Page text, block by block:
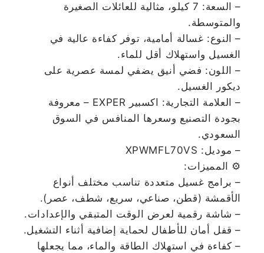
– السعة: 7 كيلو، مثالية للعائلات الصغيرة
والمتوسطة.
– النوع: غسالة أمامية، توفر كفاءة عالية في
الغسيل واستهلاك أقل للماء.
– اللون: فضي أنيق يضفي لمسة عصرية على
ديكور الغسيل.
– العلامة التجارية: اكسبير EXPER – معروفة
بجودة التصنيع وسعرها المنافس في السوق
السعودي.
– موديل: XPWMFL70VS
⚙️ المميزات:
– برامج غسيل متعددة تناسب مختلف أنواع
الأقمشة (قطن، صناعي، سريع، شطف، عصر).
– شاشة رقمية لعرض الوقت المتبقي والإعدادات.
– قفل أمان للأطفال لحماية إضافية أثناء التشغيل.
– كفاءة في استهلاك الطاقة والماء، مما يجعلها